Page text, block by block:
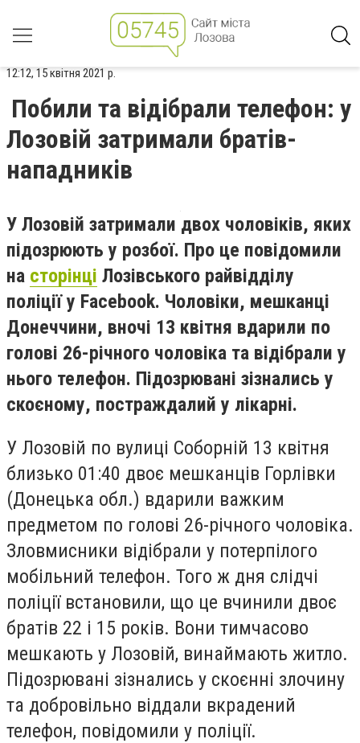
12:12, 15 квітня 2021 р.
Побили та відібрали телефон: у
Лозовій затримали братів-
нападників
У Лозовій затримали двох чоловіків, яких
підозрюють у розбої. Про це повідомили
на сторінці Лозівського райвідділу
поліції у Facebook. Чоловіки, мешканці
Донеччини, вночі 13 квітня вдарили по
голові 26-річного чоловіка та відібрали у
нього телефон. Підозрювані зізнались у
скоєному, постраждалий у лікарні.
У Лозовій по вулиці Соборній 13 квітня
близько 01:40 двоє мешканців Горлівки
(Донецька обл.) вдарили важким
предметом по голові 26-річного чоловіка.
Зловмисники відібрали у потерпілого
мобільний телефон. Того ж дня слідчі
поліції встановили, що це вчинили двоє
братів 22 і 15 років. Вони тимчасово
мешкають у Лозовій, винаймають житло.
Підозрювані зізнались у скоєнні злочину
та добровільно віддали вкрадений
телефон, повідомили у поліції.